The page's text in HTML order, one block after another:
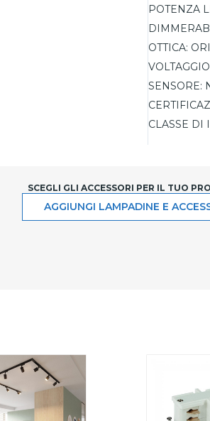
POTENZA
OTTICA:
SENSORE:
CLASSE DI
SCEGLI GLI ACCESSORI PER IL TUO
AGGIUNGI LAMPADINE E